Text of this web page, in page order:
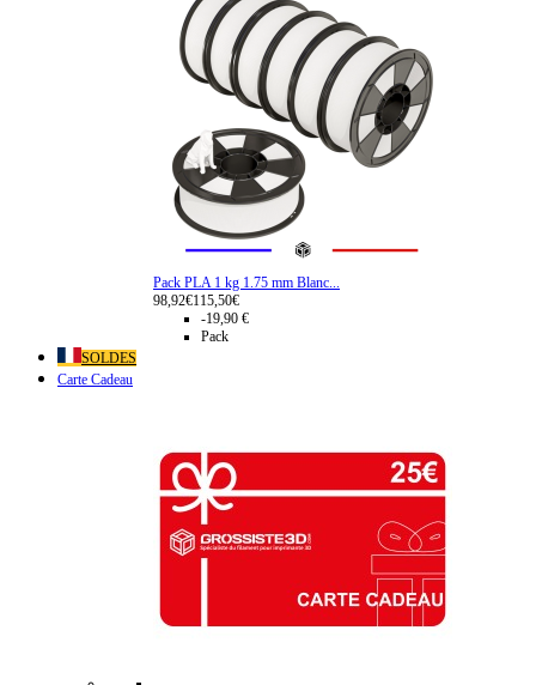
Pack PLA 1 kg 1.75 mm Blanc...
98,92€115,50€
-19,90 €
Pack
SOLDES
Carte Cadeau